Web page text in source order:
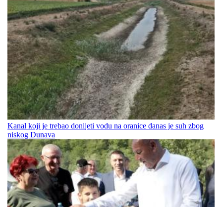
Kanal koji je trebao donijeti vodu na oranice danas je suh zbog
niskog Dunava